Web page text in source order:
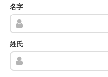
名字
姓氏